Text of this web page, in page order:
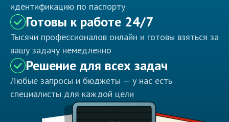
идентификацию по паспорту
Готовы к работе 24/7
Тысячи профессионалов онлайн и готовы взяться за
вашу задачу немедленно
Решение для всех задач
Любые запросы и бюджеты — у нас есть
специалисты для каждой цели